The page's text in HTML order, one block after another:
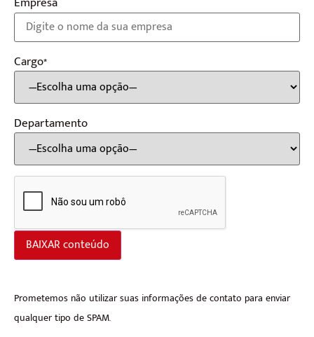
Cargo*
Departamento
Prometemos não utilizar suas informações de contato para enviar
qualquer tipo de SPAM.